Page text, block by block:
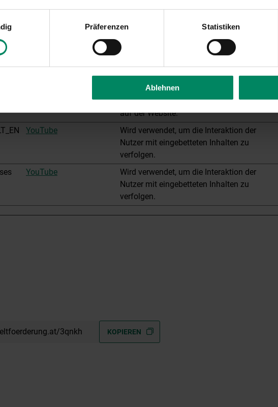
Präferenzen Statistiken
Ablehnen
verfolgen.
Wird verwendet, um die Interaktion der
Notwendig für die Implementierung und
Funktionalität von YouTube-Videoinhalten
auf der Website.
YouTube
Wird verwendet, um die Interaktion der
Nutzer mit eingebetteten Inhalten zu
verfolgen.
YouTube
Wird verwendet, um die Interaktion der
Nutzer mit eingebetteten Inhalten zu
verfolgen.
3qnkh KOPIEREN